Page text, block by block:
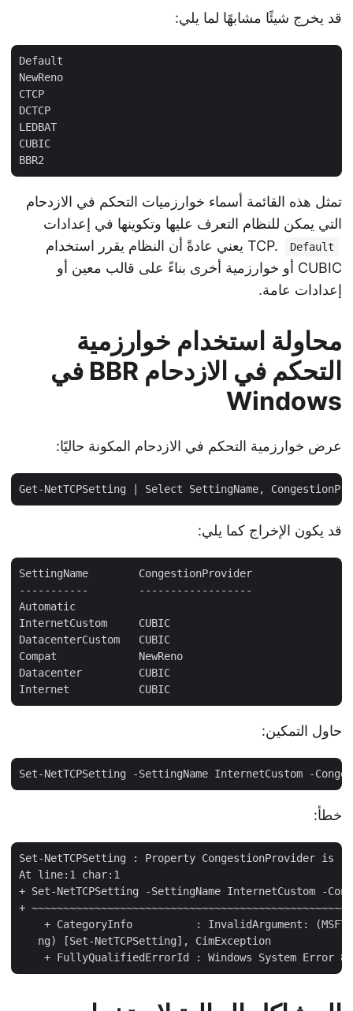
قد يخرج شيئًا مشابهًا لما يلي:
Default
NewReno
CTCP
DCTCP
LEDBAT
CUBIC
تمثل هذه القائمة أسماء خوارزميات التحكم في الازدحام
التي يمكن للنظام التعرف عليها وتكوينها في إعدادات
TCP.
Default
يعني عادةً أن النظام يقرر استخدام
CUBIC أو خوارزمية أخرى بناءً على قالب معين أو
إعدادات عامة.
محاولة استخدام خوارزمية
التحكم في الازدحام BBR في
Windows
عرض خوارزمية التحكم في الازدحام المكونة حاليًا:
قد يكون الإخراج كما يلي:
SettingName        CongestionProvider
-----------        ------------------
Automatic
InternetCustom     CUBIC
DatacenterCustom   CUBIC
Compat             NewReno
Datacenter         CUBIC
حاول التمكين:
خطأ:
Set-NetTCPSetting : Property CongestionProvider is
At line:1 char:1
+ Set-NetTCPSetting -SettingName InternetCustom -
+
+ CategoryInfo          : InvalidArgument:
   ng) [Set-NetTCPSetting], CimException